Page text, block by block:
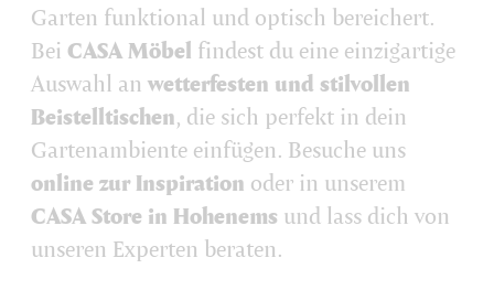
Garten funktional und optisch bereichert.
Bei CASA Möbel findest du eine einzigartige
Auswahl an wetterfesten und stilvollen
Beistelltischen, die sich perfekt in dein
Gartenambiente einfügen. Besuche uns
online zur Inspiration oder in unserem
CASA Store in Hohenems und lass dich von
unseren Experten beraten.